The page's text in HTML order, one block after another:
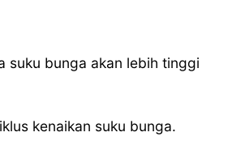
suku bunga akan lebih tinggi
kenaikan suku bunga.